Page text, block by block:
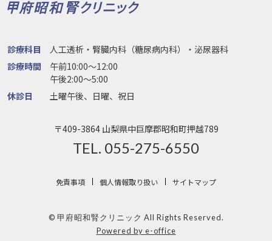
診療科目
人工透析・腎臓内科（糖尿病内科）・泌尿器科
診療時間
午前10:00〜12:00
午後2:00〜5:00
休診日
土曜午後、日曜、祝日
〒409-3864 山梨県中巨摩郡昭和町押越789
TEL. 055-275-6550
免責事項 個人情報取り扱い サイトマップ
© 甲府昭和腎クリニック All Rights Reserved.
Powered by e-office